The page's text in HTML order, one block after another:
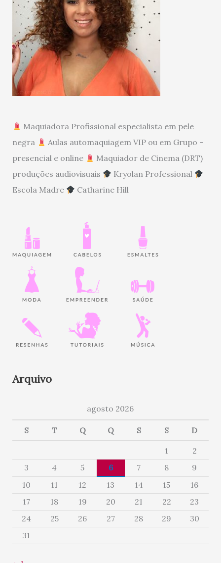
Maquiadora Profissional especialista em pele
negra
Aulas automaquiagem VIP ou em Grupo -
presencial e online
Maquiador de Cinema (DRT)
produções audiovisuais
Kryolan Professional
Escola Madre
Catharine Hill
Arquivo
agosto 2026
S T Q Q S S D
1
2
3
4 5 6 7 8
9
10
11 12 13 14 15
16
17
18 19 20 21 22
23
24
25 26 27 28 29
30
31